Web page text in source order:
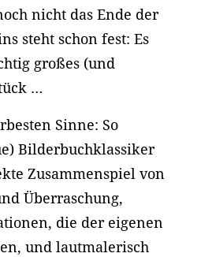
nicht das Ende der
steht schon fest: Es
großes (und
…
Sinne: So
Bilderbuchklassiker
Zusammenspiel von
Überraschung,
die der eigenen
und lautmalerisch